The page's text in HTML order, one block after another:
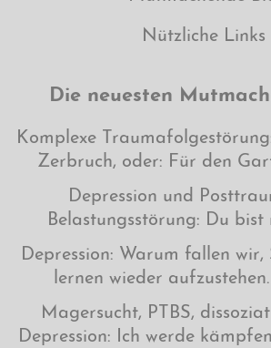
Nützliche Links
Die neuesten
Komplexe
Zerbruch, oder: Für den
Depression und
Belastungsstörung: Du bist
Depression: Warum fallen
lernen wieder
Magersucht, PTBS,
Depression: Ich werde